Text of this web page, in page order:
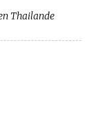
Thailande